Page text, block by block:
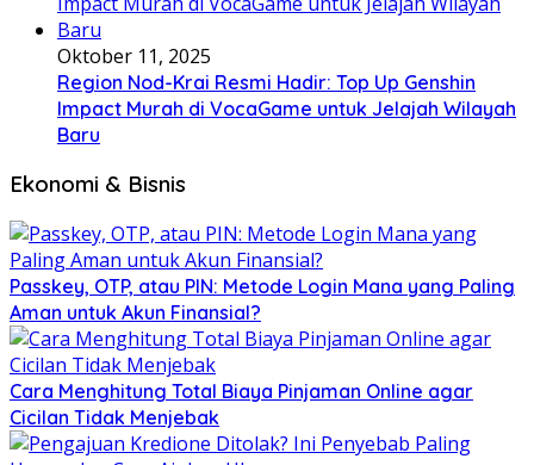
Oktober 11, 2025
Region Nod-Krai Resmi Hadir: Top Up Genshin
Impact Murah di VocaGame untuk Jelajah Wilayah
Baru
Ekonomi & Bisnis
Passkey, OTP, atau PIN: Metode Login Mana yang Paling
Aman untuk Akun Finansial?
Cara Menghitung Total Biaya Pinjaman Online agar
Cicilan Tidak Menjebak